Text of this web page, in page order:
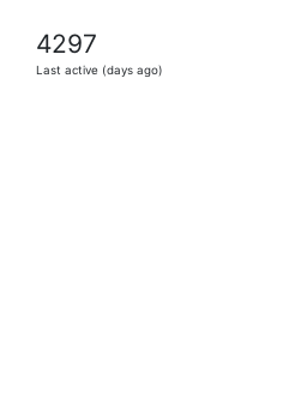
4297
Last active (days ago)